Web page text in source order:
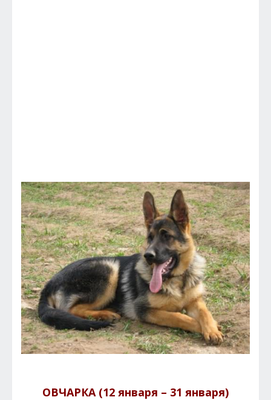
ОВЧАРКА (12 января – 31 января)